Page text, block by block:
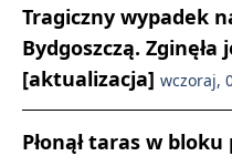
Tragiczny wypadek
Bydgoszczą. Zginęła
[aktualizacja] wczoraj,
Płonął taras w